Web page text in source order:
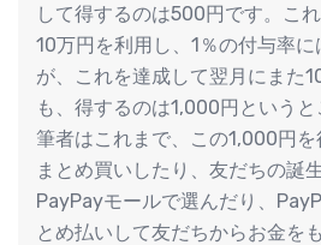
して得するのは500円です。こ
10万円を利用し、1％の付与率
が、これを達成して翌月にまた
も、得するのは1,000円というと
筆者はこれまで、この1,000円
まとめ買いしたり、友だちの誕
PayPayモールで選んだり、
とめ払いして友だちからお金を